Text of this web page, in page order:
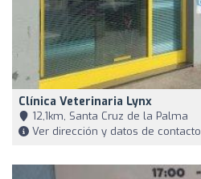
Clínica Veterinaria Lynx
12,1km, Santa Cruz de la Palma
Ver dirección y datos de contacto